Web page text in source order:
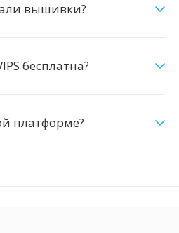
вышивки?
бесплатна?
платформе?